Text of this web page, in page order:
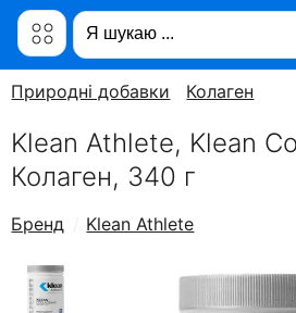
Природні добавки Колаген
Klean Athlete, Klean
Колаген, 340 г
Бренд Klean Athlete